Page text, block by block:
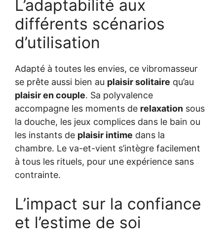
L’adaptabilité aux
différents scénarios
d’utilisation
Adapté à toutes les envies, ce vibromasseur
se prête aussi bien au plaisir solitaire qu’au
plaisir en couple. Sa polyvalence
accompagne les moments de relaxation sous
la douche, les jeux complices dans le bain ou
les instants de plaisir intime dans la
chambre. Le va-et-vient s’intègre facilement
à tous les rituels, pour une expérience sans
contrainte.
L’impact sur la confiance
et l’estime de soi